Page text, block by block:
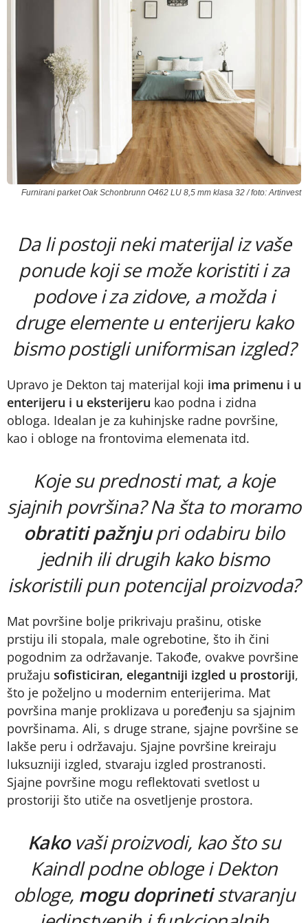
Furnirani parket Oak Schonbrunn O462 LU 8,5 mm klasa 32 / foto: Artinvest
Da li postoji neki materijal iz vaše
ponude koji se može koristiti i za
podove i za zidove, a možda i
druge elemente u enterijeru kako
bismo postigli uniformisan izgled?
Upravo je Dekton taj materijal koji ima primenu i u
enterijeru i u eksterijeru kao podna i zidna
obloga. Idealan je za kuhinjske radne površine,
kao i obloge na frontovima elemenata itd.
Koje su prednosti mat, a koje
sjajnih površina? Na šta to moramo
obratiti pažnjupri odabiru bilo
jednih ili drugih kako bismo
iskoristili pun potencijal proizvoda?
Mat površine bolje prikrivaju prašinu, otiske
prstiju ili stopala, male ogrebotine, što ih čini
pogodnim za održavanje. Takođe, ovakve površine
pružaju sofisticiran, elegantniji izgled u prostoriji,
što je poželjno u modernim enterijerima. Mat
površina manje proklizava u poređenju sa sjajnim
površinama. Ali, s druge strane, sjajne površine se
lakše peru i održavaju. Sjajne površine kreiraju
luksuzniji izgled, stvaraju izgled prostranosti.
Sjajne površine mogu reflektovati svetlost u
prostoriji što utiče na osvetljenje prostora.
Kakovaši proizvodi, kao što su
Kaindl podne obloge i Dekton
obloge, mogu doprinetistvaranju